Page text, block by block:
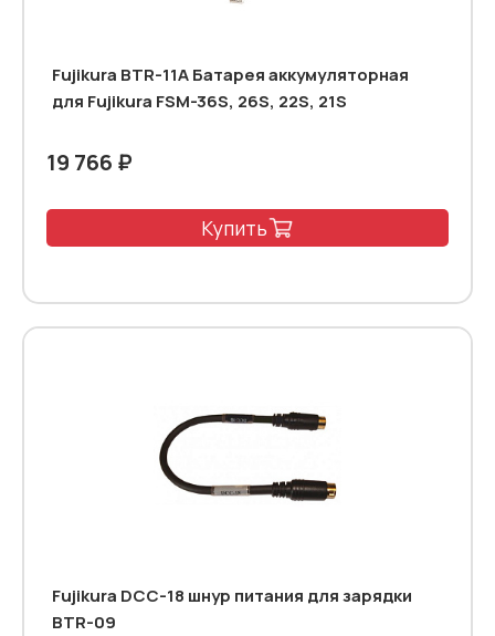
Fujikura BTR-11A Батарея аккумуляторная
для Fujikura FSM-36S, 26S, 22S, 21S
19 766 ₽
Купить
Fujikura DСС-18 шнур питания для зарядки
BTR-09